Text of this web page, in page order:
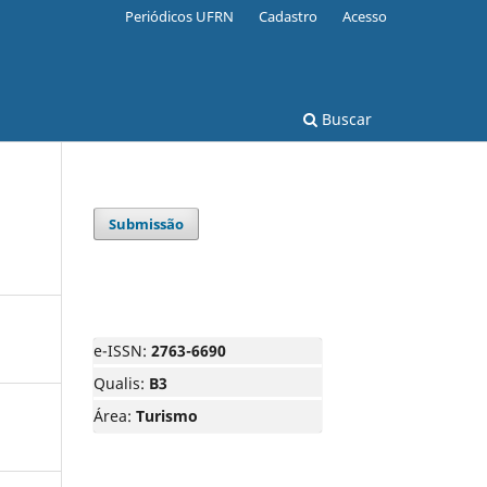
Buscar
Periódicos UFRN Cadastro Acesso
Submissão
e-ISSN: 2763-6690
Qualis: B3
Área: Turismo